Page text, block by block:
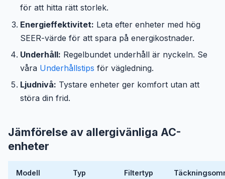
för att hitta rätt storlek.
Energieffektivitet: Leta efter enheter med hög
SEER-värde för att spara på energikostnader.
Underhåll: Regelbundet underhåll är nyckeln. Se
våra Underhållstips för vägledning.
Ljudnivå: Tystare enheter ger komfort utan att
störa din frid.
Jämförelse av allergivänliga AC-
enheter
Modell Typ Filtertyp